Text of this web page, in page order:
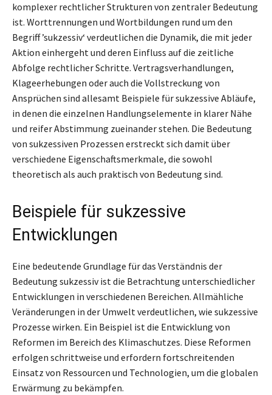
komplexer rechtlicher Strukturen von zentraler Bedeutung
ist. Worttrennungen und Wortbildungen rund um den
Begriff ’sukzessiv‘ verdeutlichen die Dynamik, die mit jeder
Aktion einhergeht und deren Einfluss auf die zeitliche
Abfolge rechtlicher Schritte. Vertragsverhandlungen,
Klageerhebungen oder auch die Vollstreckung von
Ansprüchen sind allesamt Beispiele für sukzessive Abläufe,
in denen die einzelnen Handlungselemente in klarer Nähe
und reifer Abstimmung zueinander stehen. Die Bedeutung
von sukzessiven Prozessen erstreckt sich damit über
verschiedene Eigenschaftsmerkmale, die sowohl
theoretisch als auch praktisch von Bedeutung sind.
Beispiele für sukzessive
Entwicklungen
Eine bedeutende Grundlage für das Verständnis der
Bedeutung sukzessiv ist die Betrachtung unterschiedlicher
Entwicklungen in verschiedenen Bereichen. Allmähliche
Veränderungen in der Umwelt verdeutlichen, wie sukzessive
Prozesse wirken. Ein Beispiel ist die Entwicklung von
Reformen im Bereich des Klimaschutzes. Diese Reformen
erfolgen schrittweise und erfordern fortschreitenden
Einsatz von Ressourcen und Technologien, um die globalen
Erwärmung zu bekämpfen.